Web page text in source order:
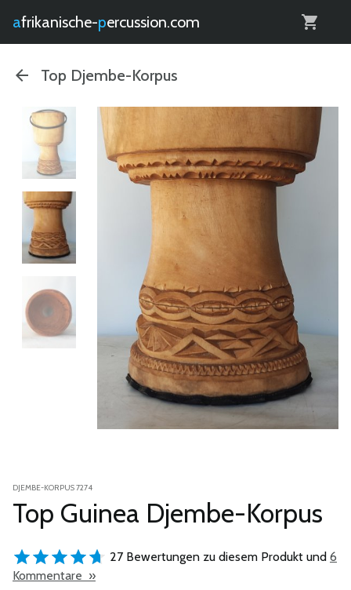
afrikanische- percussion.com
Top Djembe-Korpus
DJEMBE-KORPUS 7274
Top Guinea Djembe-Korpus
27 Bewertungen zu diesem Produkt und 6
Kommentare »